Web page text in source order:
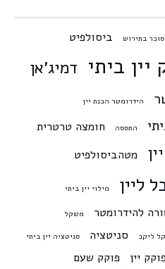
בתירוש ביסולפיט
יין ביתי דמיג'אן
הידרומטר הכנת יין
התססה
חומצה טרטרית
מטהביסולפיט
ליין מילוי יין ביתי
להידרומטר משקל
ליקב סניטציה סניטציה יין ביתי
יין פוקק שעם